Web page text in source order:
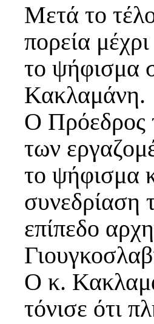
Μετά το
πορεία
το ψήφισμα
Κακλαμάνη.
Ο Πρόεδρος
των
το ψήφισμα
συνεδρίαση
επίπεδο
Ο κ.
τόνισε ότι